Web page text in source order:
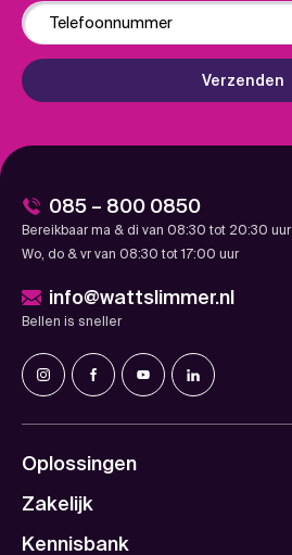
Phone
Verzenden
085 – 800 0850
Bereikbaar ma & di van 08:30 tot 20:30 uur
Wo, do & vr van 08:30 tot 17:00 uur
info@wattslimmer.nl
Bellen is sneller
Oplossingen
Zakelijk
Kennisbank